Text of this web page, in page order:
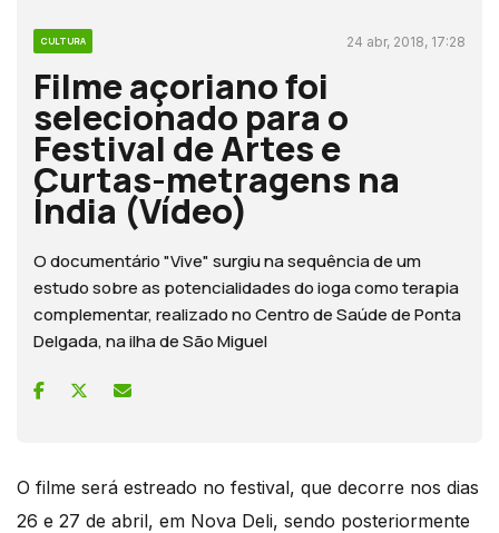
CULTURA 24 abr, 2018, 17:28
Filme açoriano foi
selecionado para o
Festival de Artes e
Curtas-metragens na
Índia (Vídeo)
O documentário "Vive" surgiu na sequência de um
estudo sobre as potencialidades do ioga como terapia
complementar, realizado no Centro de Saúde de Ponta
Delgada, na ilha de São Miguel
O filme será estreado no festival, que decorre nos dias
26 e 27 de abril, em Nova Deli, sendo posteriormente